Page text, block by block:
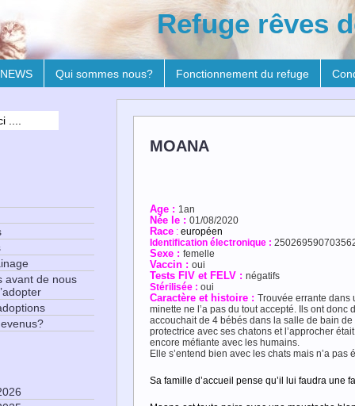
Refuge rêves
NEWS Qui sommes nous? Fonctionnement du refuge
MOANA
Age : 1an
Née le : 01/08/2020
Race : européen
Identification électronique :
Sexe : femelle
Vaccin : oui
Tests FIV et FELV : négatifs
Stérilisée : oui
Caractère et histoire : Trouvée errante dans
minette ne l’a pas du tout accepté. Ils ont
accouchait de 4 bébés dans la salle de bain
protectrice avec ses chatons et l’approcher
encore méfiante avec les humains.
Elle s’entend bien avec les chats mais n’a pas
Sa famille d’accueil pense qu’il lui faudra une
avant de nous